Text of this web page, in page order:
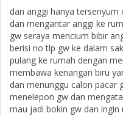
dan anggi hanya
dan mengantar anggi ke
gw seraya mencium bibir
berisi no tlp gw ke dalam
pulang ke rumah dengan
membawa kenangan biru
dan menunggu calon pacar
menelepon gw dan
mau jadi bokin gw dan